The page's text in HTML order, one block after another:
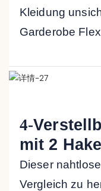
Kleidung
Garderobe
4-
mit 2
Dieser
Vergleich zu